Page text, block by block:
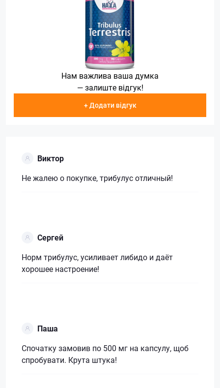
Нам важлива ваша думка
— залиште відгук!
+ Додати відгук
Виктор
Не жалею о покупке, трибулус отличный!
Сергей
Норм трибулус, усиливает либидо и даёт
хорошее настроение!
Паша
Спочатку замовив по 500 мг на капсулу, щоб
спробувати. Крута штука!